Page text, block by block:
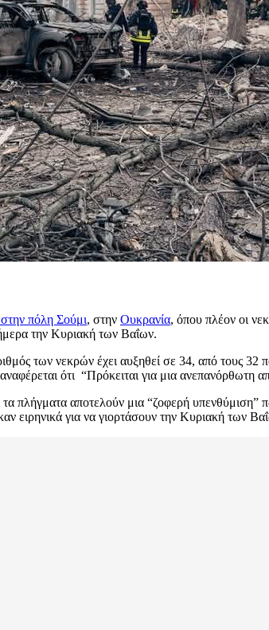
πόλη Σούμι, στην Ουκρανία, όπου πλέον οι
την Κυριακή των Βαΐων.
των νεκρών έχει αυξηθεί σε 34, από τους
ότι “Πρόκειται για μια ανεπανόρθωτη
πλήγματα αποτελούν μια “ζοφερή υπενθύμιση”
ειρηνικά για να γιορτάσουν την Κυριακή των